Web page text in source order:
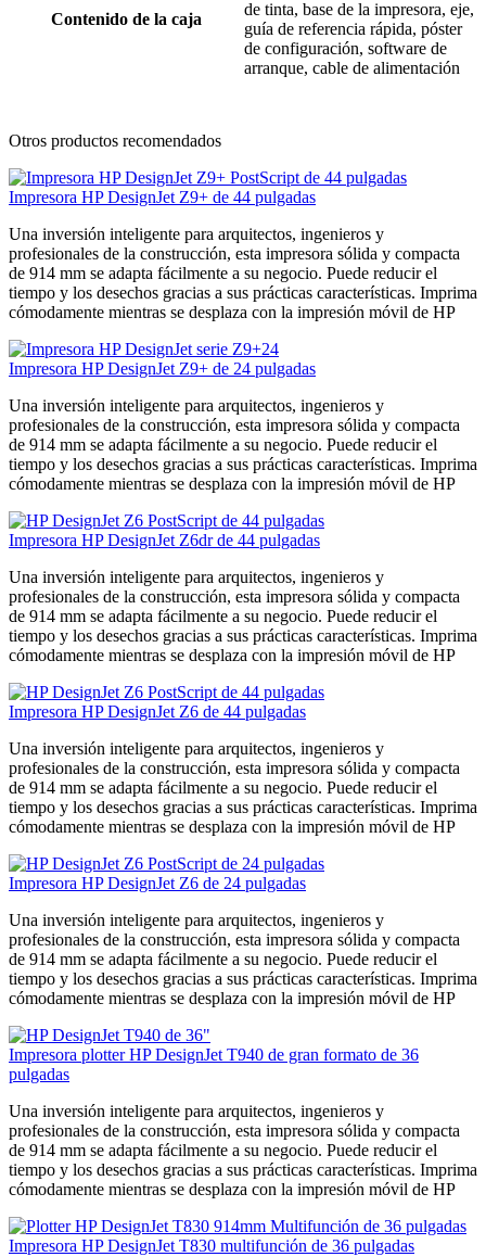
Contenido de la caja
de tinta, base de la impresora, eje,
guía de referencia rápida, póster
de configuración, software de
arranque, cable de alimentación
Otros productos recomendados
Impresora HP DesignJet Z9+ de 44 pulgadas
Una inversión inteligente para arquitectos, ingenieros y
profesionales de la construcción, esta impresora sólida y compacta
de 914 mm se adapta fácilmente a su negocio. Puede reducir el
tiempo y los desechos gracias a sus prácticas características. Imprima
cómodamente mientras se desplaza con la impresión móvil de HP
Impresora HP DesignJet Z9+ de 24 pulgadas
Una inversión inteligente para arquitectos, ingenieros y
profesionales de la construcción, esta impresora sólida y compacta
de 914 mm se adapta fácilmente a su negocio. Puede reducir el
tiempo y los desechos gracias a sus prácticas características. Imprima
cómodamente mientras se desplaza con la impresión móvil de HP
Impresora HP DesignJet Z6dr de 44 pulgadas
Una inversión inteligente para arquitectos, ingenieros y
profesionales de la construcción, esta impresora sólida y compacta
de 914 mm se adapta fácilmente a su negocio. Puede reducir el
tiempo y los desechos gracias a sus prácticas características. Imprima
cómodamente mientras se desplaza con la impresión móvil de HP
Impresora HP DesignJet Z6 de 44 pulgadas
Una inversión inteligente para arquitectos, ingenieros y
profesionales de la construcción, esta impresora sólida y compacta
de 914 mm se adapta fácilmente a su negocio. Puede reducir el
tiempo y los desechos gracias a sus prácticas características. Imprima
cómodamente mientras se desplaza con la impresión móvil de HP
Impresora HP DesignJet Z6 de 24 pulgadas
Una inversión inteligente para arquitectos, ingenieros y
profesionales de la construcción, esta impresora sólida y compacta
de 914 mm se adapta fácilmente a su negocio. Puede reducir el
tiempo y los desechos gracias a sus prácticas características. Imprima
cómodamente mientras se desplaza con la impresión móvil de HP
Impresora plotter HP DesignJet T940 de gran formato de 36
pulgadas
Una inversión inteligente para arquitectos, ingenieros y
profesionales de la construcción, esta impresora sólida y compacta
de 914 mm se adapta fácilmente a su negocio. Puede reducir el
tiempo y los desechos gracias a sus prácticas características. Imprima
cómodamente mientras se desplaza con la impresión móvil de HP
Impresora HP DesignJet T830 multifunción de 36 pulgadas